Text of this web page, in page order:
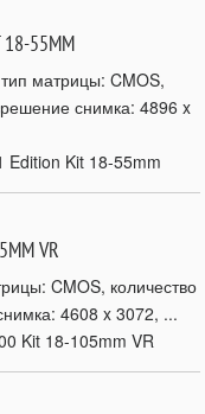
18-55MM
матрицы: CMOS,
снимка: 4896 x
Edition Kit 18-55mm
VR
CMOS, количество
4608 x 3072, ...
Kit 18-105mm VR